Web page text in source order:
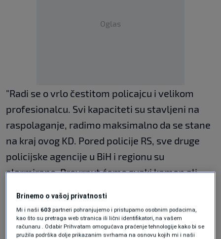
Oglas
"Radi se o vrlo čestitom policajcu i velikom
profesionalcu. Svi kapaciteti su stavljeni na
raspolaganje, radimo maksimalno da se stane
na kraj ovog KD. Pored policije RS, sve druge
policijske agencije u BiH i regionu su
alarmirane. Prevrnut ćemo svaki kamen ali
da je ovo težak dan za Prijedor", kazao je
Kostrešević.
Brinemo o vašoj privatnosti
Mi i naši 603 partneri pohranjujemo i pristupamo osobnim podacima,
kao što su pretraga web stranica ili lični identifikatori, na vašem
računaru . Odabir Prihvatam omogućava praćenje tehnologije kako bi se
pružila podrška dolje prikazanim svrhama na osnovu kojih mi i naši